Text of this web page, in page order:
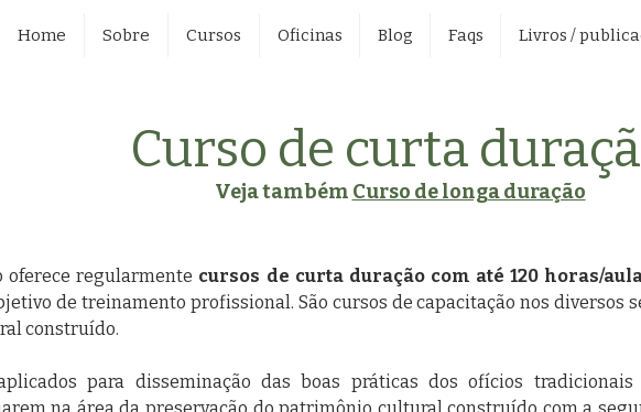
Home Sobre Cursos Oficinas Blog Faqs Livros /
Curso de curta
Veja também Curso de longa duração
oferece regularmente cursos de curta duração com até 120 horas/
de treinamento profissional. São cursos de capacitação nos diversos
construído.
para disseminação das boas práticas dos ofícios